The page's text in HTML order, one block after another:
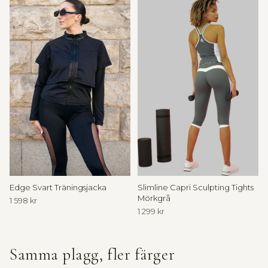
Edge Svart Träningsjacka
1 598 kr
Slimline Capri Sculpting Tights
Mörkgrå
1 299 kr
Samma plagg, fler färger